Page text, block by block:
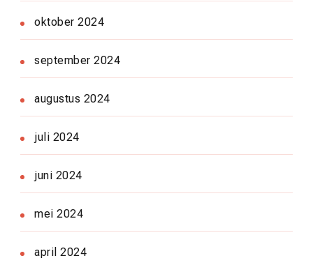
oktober 2024
september 2024
augustus 2024
juli 2024
juni 2024
mei 2024
april 2024